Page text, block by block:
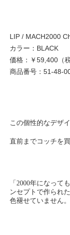
LIP / MACH2000
カラー：BLACK
価格：￥59,400（税
商品番号：51-48-
この個性的なデザイ
直前までコッチを
「2000年になって
ンセプトで作られ
色褪せていません。